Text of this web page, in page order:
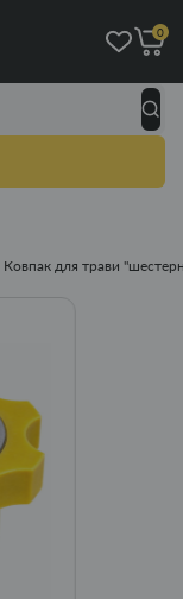
0
Ковпак для трави